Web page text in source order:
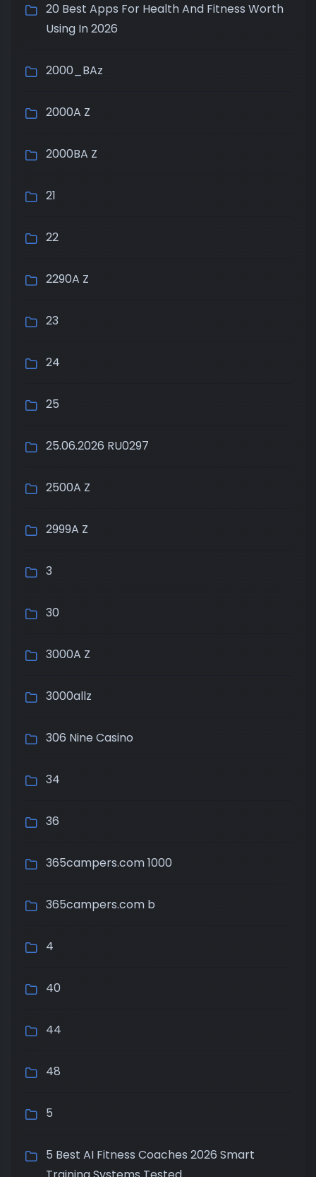
20 Best Apps For Health And Fitness Worth
Using In 2026
2000_BAz
2000A Z
2000BA Z
21
22
2290A Z
23
24
25
25.06.2026 RU0297
2500A Z
2999A Z
3
30
3000A Z
3000allz
306 Nine Casino
34
36
365campers.com 1000
365campers.com b
4
40
44
48
5
5 Best AI Fitness Coaches 2026 Smart